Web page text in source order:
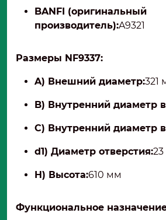
BANFI (оригинальный
производитель):A9321
Размеры NF9337:
A) Внешний диаметр:321
B) Внутренний диаметр
C) Внутренний диаметр
d1) Диаметр отверстия:
H) Высота:610 мм
Функциональное